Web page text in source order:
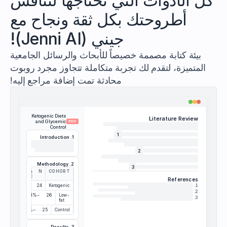
library
أطروحتك بكل ثقة ونجاح مع
جيني (Jenni AI)!
بيئة كتابة مصممة خصيصاً للأبحاث والرسائل الجامعية
المتميزة، لتقدم لك تجربة متكاملة تتجاوز مجرد روبوت
محادثة تمت إضافة مراجع إليه!
Literature Review
1
2
3
References
1
2
3
PDF
Ketogenic Diets
and Glycemic
Control
1. Introduction
2. Methodology
COHORT
N
Δ
HBA1C
Ketogenic
24
Low-
fat
26
−0.4%
Control
25
−0.1%